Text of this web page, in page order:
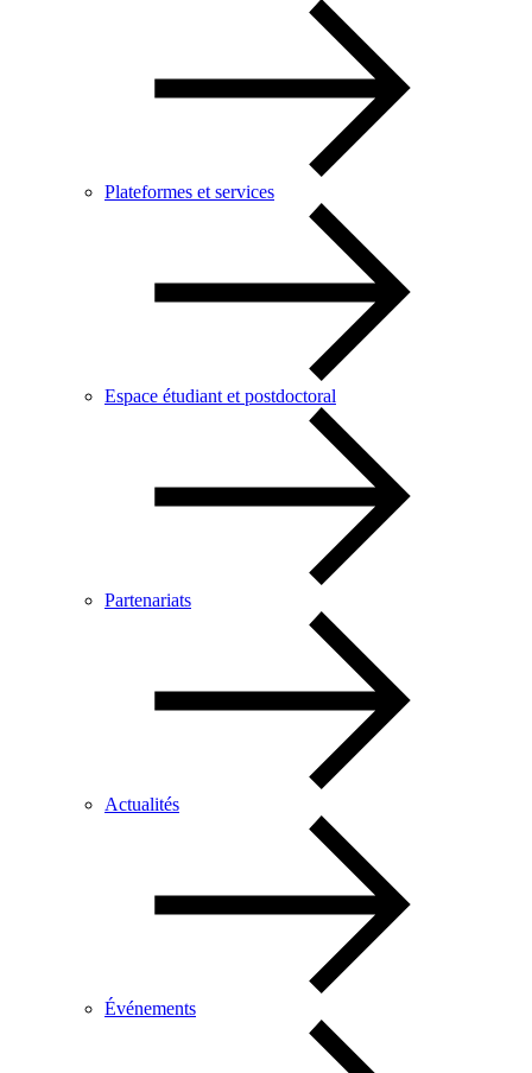
Plateformes et services
Espace étudiant et postdoctoral
Partenariats
Actualités
Événements